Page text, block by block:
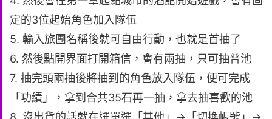
定的3位起始角色加入隊伍
5. 輸入旅團名稱後就可自由行動，也就是首抽了
6. 然後點開界面打開箱信，會有兩抽，只可抽普池
7. 抽完頭兩抽後將抽到的角色放入隊伍，便可完成
「功績」，拿到合共35石再一抽，拿去抽喜歡的池